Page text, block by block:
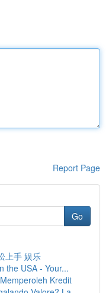
Report Page
Go
上手 娱乐
the USA - Your...
Kredit